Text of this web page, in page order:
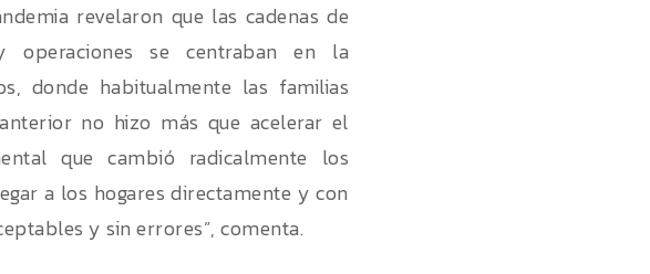
revelaron que las cadenas de
operaciones se centraban en la
donde habitualmente las familias
no hizo más que acelerar el
que cambió radicalmente los
a los hogares directamente y con
y sin errores”, comenta.